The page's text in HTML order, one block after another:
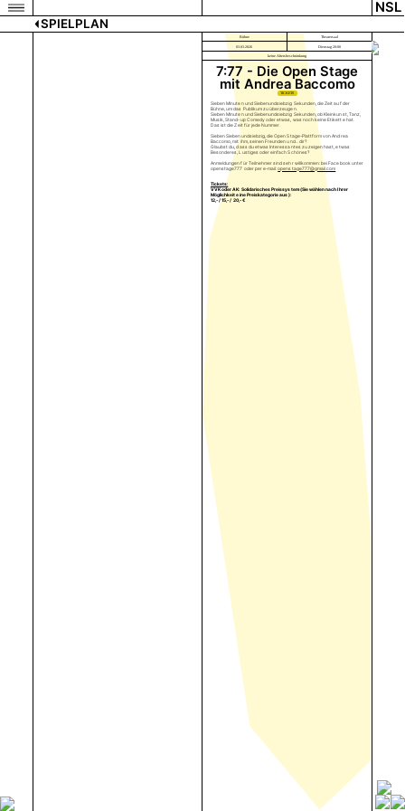
NSL
SPIELPLAN
Bühne Theatersaal
03.03.2026 Dienstag 20:00
keine Altersbeschränkung
7:77 - Die Open Stage
mit Andrea Baccomo
TICKETS
Sieben Minuten und Siebenundsiebzig Sekunden, die Zeit auf der
Bühne, um das Publikum zu überzeugen.
Sieben Minuten und Siebenundsiebzig Sekunden, ob Kleinkunst, Tanz,
Musik, Stand-up Comedy oder etwas, was noch keine Etikette hat.
Das ist die Zeit für jede Nummer.
Sieben Siebenundsiebzig, die Open Stage-Plattform von Andrea
Baccomo, mit ihm, seinen Freunden und... dir?
Glaubst du, dass du etwas Interessantes zu zeigen hast, etwas
Besonderes, Lustiges oder einfach Schönes?
Anmeldungen für Teilnehmer sind sehr willkommen: bei Facebook unter
openstage777 oder per e-mail:openstage777@gmail.com
Tickets:
VVK oder AK: Solidarisches Preissystem (Sie wählen nach Ihrer
Möglichkeit eine Preiskategorie aus):
12,- / 15,- / 20,- €